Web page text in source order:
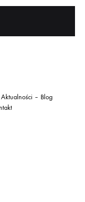
Aktualności – Blog